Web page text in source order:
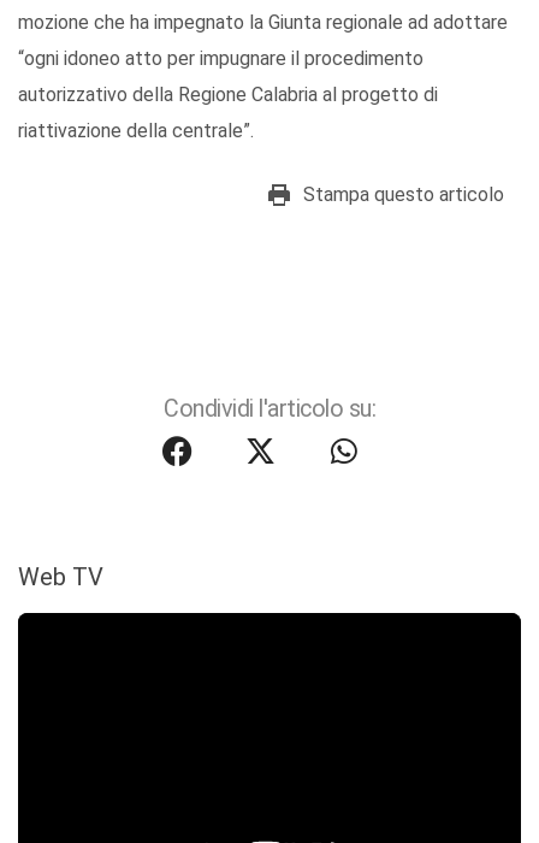
mozione che ha impegnato la Giunta regionale ad adottare
“ogni idoneo atto per impugnare il procedimento
autorizzativo della Regione Calabria al progetto di
riattivazione della centrale”.
Stampa questo articolo
Condividi l'articolo su:
Web TV